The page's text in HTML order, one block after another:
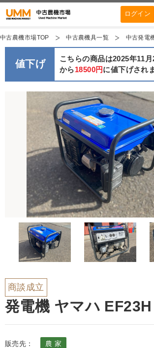
ログイン
中古農機市場TOP 中古農機具一覧 中古発電
値下げ こちらの商品は2025年11
から18500円に値下げされ
商談成立
発電機 ヤマハ
販売先：
農 家